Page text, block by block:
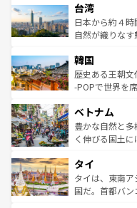
ならではの贅沢な旅のス
情報はコンテ
れるおもてなし
人々、おいし
ク、伝統的な
ワイを、存分に味わってほ
はコンテンツ一
リアリーフや大
ク）、タスマ
ど、見どころ
いる。アクティ
ビング、ハイ
い。オースト
参照してほしい。
台湾
日本から約４
自然が織りな
ン）、静ひつな
と山間の静け
驚きをもたら
容にもいいと評
が
照してほしい。
韓国
歴史ある王朝
-POPで世界を
き、地方に足を
できる。そし
まで、さまざ
リティに包まれ
覧を参照してほ
ベトナム
豊かな自然と
く伸びる国土
急速な発展と共
ーチミン市の
醸し出してい
タイ
タイは、東南
国だ。首都バ